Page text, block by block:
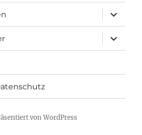
öffnen
öffnen
von WordPress